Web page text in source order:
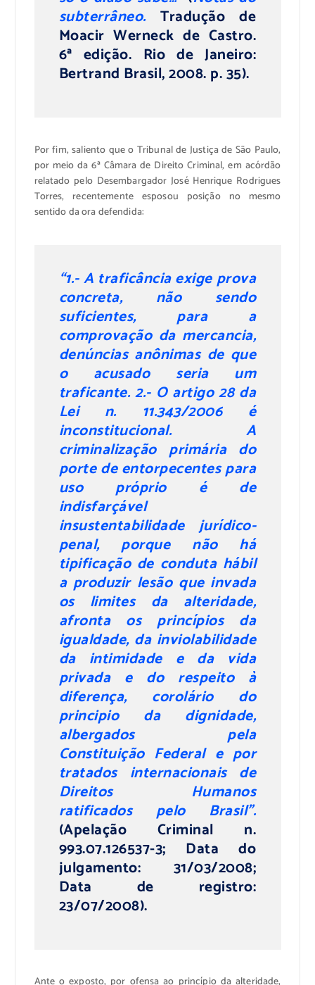
subterrâneo. Tradução de
Moacir Werneck de Castro.
6ª edição. Rio de Janeiro:
Bertrand Brasil, 2008. p. 35).
Por fim, saliento que o Tribunal de Justiça de São Paulo,
por meio da 6ª Câmara de Direito Criminal, em acórdão
relatado pelo Desembargador José Henrique Rodrigues
Torres, recentemente esposou posição no mesmo
sentido da ora defendida:
“1.- A traficância exige prova
concreta, não sendo
suficientes, para a
comprovação da mercancia,
denúncias anônimas de que
o acusado seria um
traficante. 2.- O artigo 28 da
Lei n. 11.343/2006 é
inconstitucional. A
criminalização primária do
porte de entorpecentes para
uso próprio é de
indisfarçável
insustentabilidade jurídico-
penal, porque não há
tipificação de conduta hábil
a produzir lesão que invada
os limites da alteridade,
afronta os princípios da
igualdade, da inviolabilidade
da intimidade e da vida
privada e do respeito à
diferença, corolário do
principio da dignidade,
albergados pela
Constituição Federal e por
tratados internacionais de
Direitos Humanos
ratificados pelo Brasil”.
(Apelação Criminal n.
993.07.126537-3; Data do
julgamento: 31/03/2008;
Data de registro:
23/07/2008).